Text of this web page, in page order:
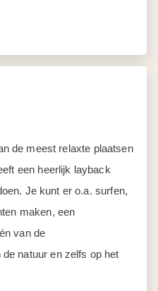
de meest relaxte plaatsen
een heerlijk layback
Je kunt er o.a. surfen,
maken, een
van de
natuur en zelfs op het